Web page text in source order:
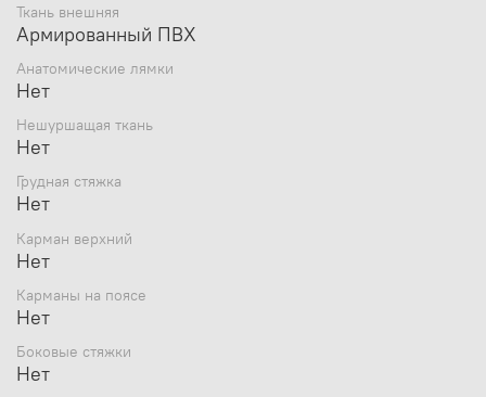
Ткань внешняя
Армированный ПВХ
Анатомические лямки
Нет
Нешуршащая ткань
Нет
Грудная стяжка
Нет
Карман верхний
Нет
Карманы на поясе
Нет
Боковые стяжки
Нет